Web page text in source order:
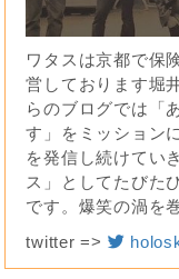
ワタスは京都で保
営しております堀
らのブログでは「
す」をミッション
を発信し続けてい
ス」としてたびた
です。爆笑の渦を
twitter =>